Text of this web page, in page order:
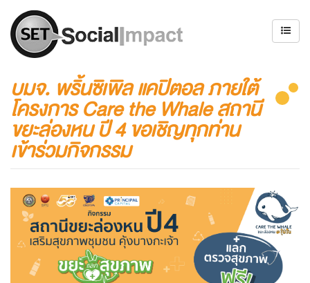
บมจ. พริ้นซิเพิล แคปิตอล ภายใต้
โครงการ Care the Whale สถานี
ขยะล่องหน ปี 4 ขอเชิญทุกท่าน
เข้าร่วมกิจกรรม